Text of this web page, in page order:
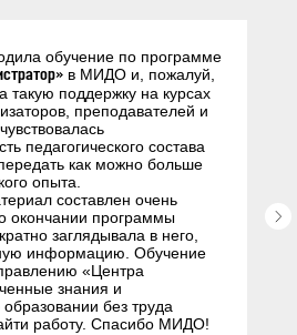
обучение по программе
в МИДО и, пожалуй,
такую поддержку на курсах
преподавателей и
педагогического состава
как можно больше
опыта.
составлен очень
окончании программы
заглядывала в него,
информацию. Обучение
«Центра
знания и
образовании без труда
работу. Спасибо МИДО!